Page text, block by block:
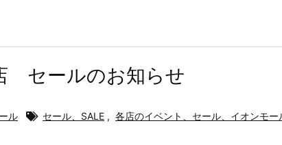
セールのお知らせ
ル セール、SALE , 各店のイベント、セール、イオンモー